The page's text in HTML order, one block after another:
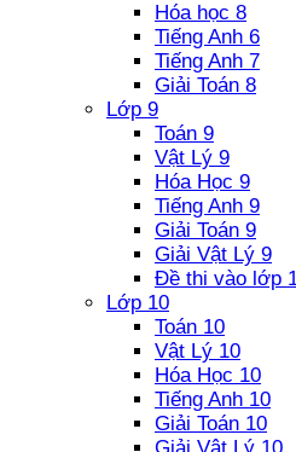
Hóa học 8
Tiếng Anh 6
Tiếng Anh 7
Giải Toán 8
Lớp 9
Toán 9
Vật Lý 9
Hóa Học 9
Tiếng Anh 9
Giải Toán 9
Giải Vật Lý 9
Đề thi vào lớp
Lớp 10
Toán 10
Vật Lý 10
Hóa Học 10
Tiếng Anh 10
Giải Toán 10